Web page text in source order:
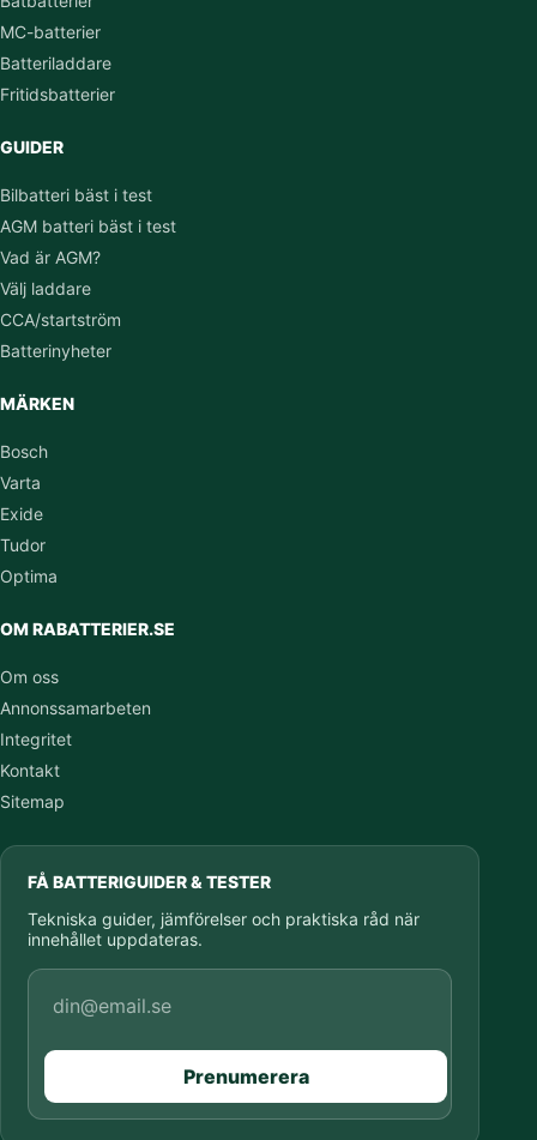
MC-batterier
Batteriladdare
Fritidsbatterier
GUIDER
Bilbatteri bäst i test
AGM batteri bäst i test
Vad är AGM?
Välj laddare
CCA/startström
Batterinyheter
MÄRKEN
Bosch
Varta
Exide
Tudor
Optima
OM RABATTERIER.SE
Om oss
Annonssamarbeten
Integritet
Kontakt
Sitemap
FÅ BATTERIGUIDER & TESTER
Tekniska guider, jämförelser och praktiska råd när
innehållet uppdateras.
E-postadress
Prenumerera